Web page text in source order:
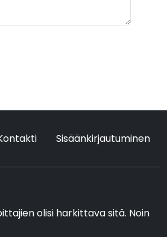
Sisäänkirjautuminen
olisi harkittava sitä. Noin